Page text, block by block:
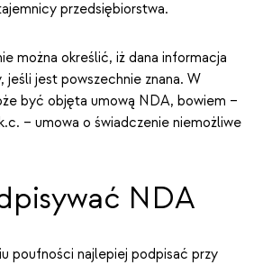
przedsiębiorstwa.
można określić, iż dana informacja
jeśli jest powszechnie znana. W
być objęta umową NDA, bowiem –
– umowa o świadczenie niemożliwe
NDA
poufności najlepiej podpisać przy